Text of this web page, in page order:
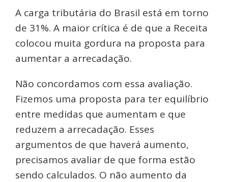
A carga tributária do Brasil está em torno
de 31%. A maior crítica é de que a Receita
colocou muita gordura na proposta para
aumentar a arrecadação.
Não concordamos com essa avaliação.
Fizemos uma proposta para ter equilíbrio
entre medidas que aumentam e que
reduzem a arrecadação. Esses
argumentos de que haverá aumento,
precisamos avaliar de que forma estão
sendo calculados. O não aumento da